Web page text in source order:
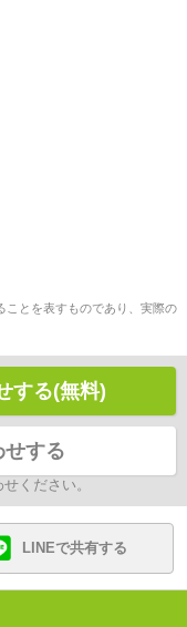
とを表すものであり、実際の
する(無料)
せする
ください。
LINEで共有する